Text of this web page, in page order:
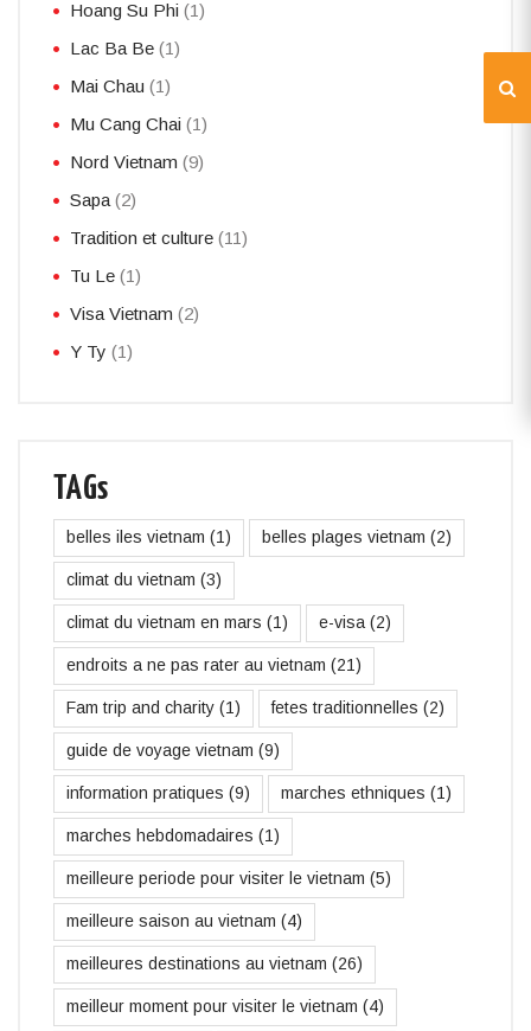
Hoang Su Phi (1)
Lac Ba Be (1)
Mai Chau (1)
Mu Cang Chai (1)
Nord Vietnam (9)
Sapa (2)
Tradition et culture (11)
Tu Le (1)
Visa Vietnam (2)
Y Ty (1)
TAGs
belles iles vietnam (1) belles plages vietnam (2)
climat du vietnam (3)
climat du vietnam en mars (1) e-visa(2)
endroits a ne pas rater au vietnam (21)
Fam trip and charity (1) fetes traditionnelles (2)
guide de voyage vietnam (9)
information pratiques (9) marches ethniques (1)
marches hebdomadaires (1)
meilleure periode pour visiter le vietnam (5)
meilleure saison au vietnam (4)
meilleures destinations au vietnam (26)
meilleur moment pour visiter le vietnam (4)